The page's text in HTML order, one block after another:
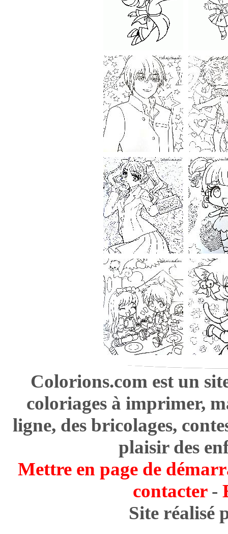
Colorions.com est un
coloriages à imprimer,
ligne, des bricolages,
plaisir des
Mettre en page de
contacter-
Site réalisé